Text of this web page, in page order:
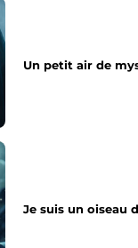
Un petit air de
Je suis un oiseau